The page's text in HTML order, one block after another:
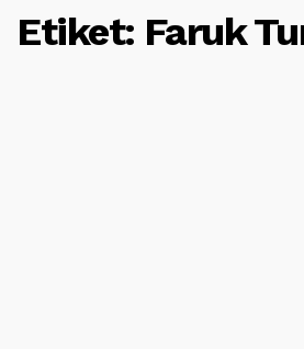
Etiket: Faruk